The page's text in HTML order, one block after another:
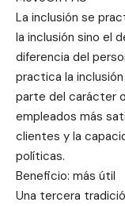
La inclusión se
la inclusión sino el
diferencia del
practica la
parte del carácter
empleados más
clientes y la
políticas.
Beneficio: más útil
Una tercera